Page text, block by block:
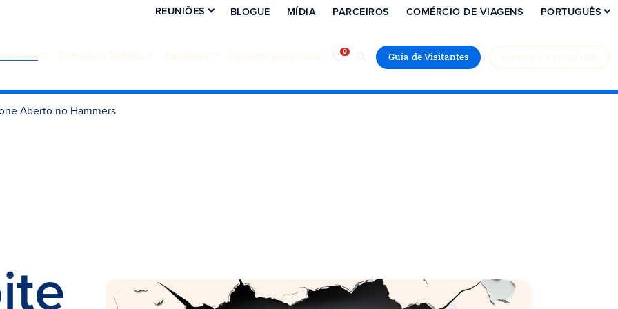
Guia de Visitantes
REUNIÕES BLOGUE MÍDIA PARCEIROS COMÉRCIO DE VIAGENS PORTUGUÊS
Aberto no Hammers